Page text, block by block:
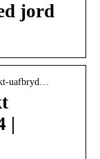
jord
uafbryd…
|